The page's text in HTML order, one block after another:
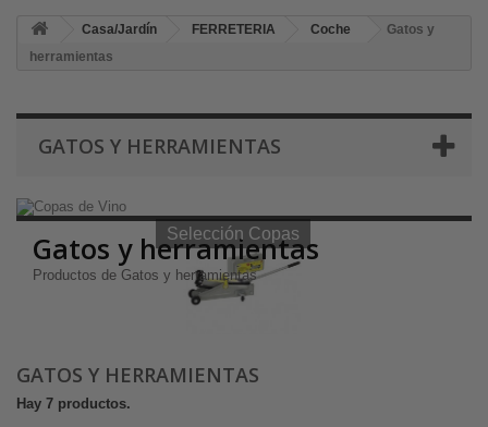
Casa/Jardín FERRETERIA Coche
Gatos y
herramientas
GATOS Y HERRAMIENTAS
Selección Copas de Vino y Champagne
Selección Copas
Gatos y herramientas
Productos de Gatos y herramientas
GATOS Y HERRAMIENTAS
Hay 7 productos.